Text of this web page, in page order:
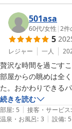
また、お母様との
こと、心より嬉しく
登録有形文化財の
のお言葉は、私共
お食事につきまし
けたこと、光栄に
いただいたご意見
す。
501asa
60代/女性 |2件
5
レジャー 一人
贅沢な時間を過ごす
部屋からの眺めは全
た。おかわりできる
ただいた半額のカク
た。
続きを読む
部屋: 5 | 接客・サービス:
温泉・お風呂: 3 | 設備: 5